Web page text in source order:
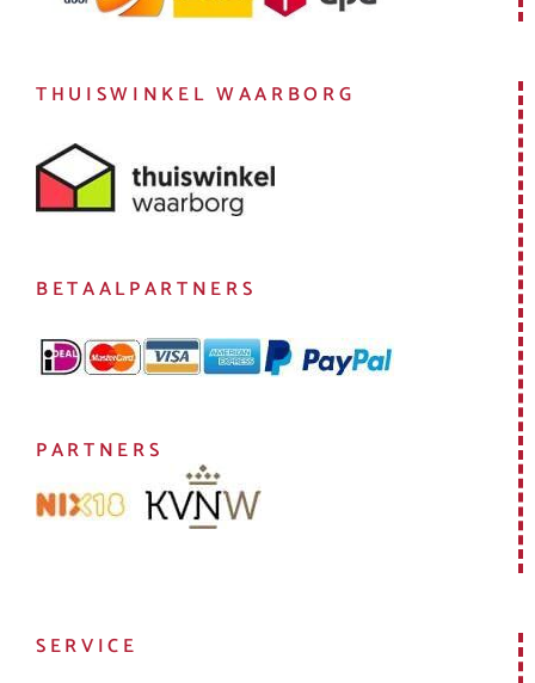
THUISWINKEL WAARBORG
BETAALPARTNERS
PARTNERS
SERVICE